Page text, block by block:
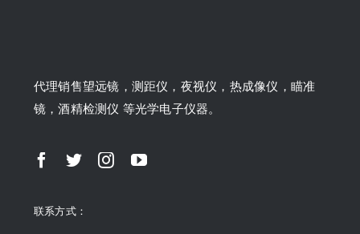
代理销售望远镜，测距仪，夜视仪，热成像仪，瞄准
镜，酒精检测仪 等光学电子仪器。
联系方式：